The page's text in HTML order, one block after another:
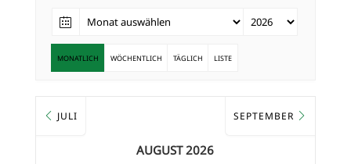
MONATLICH WÖCHENTLICH TÄGLICH LISTE
JULI
AUGUST 2026
SEPTEMBER